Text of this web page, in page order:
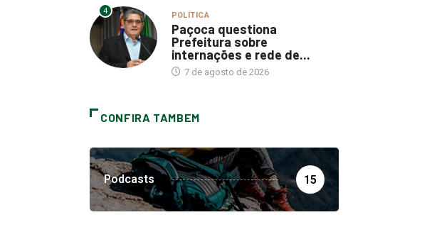
4 POLÍTICA
Paçoca questiona
Prefeitura sobre
internações e rede de...
7 de agosto de 2026
CONFIRA TAMBEM
Podcasts 15